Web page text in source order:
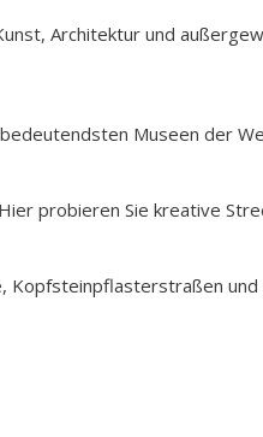
Architektur und
Museen der
probieren Sie kreative
Kopfsteinpflasterstraßen